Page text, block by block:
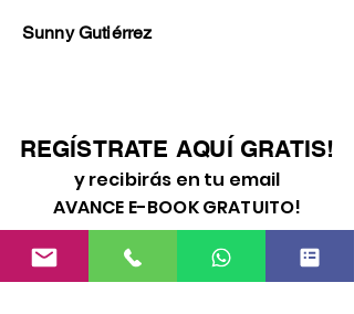
Sunny Gutiérrez
REGÍSTRATE AQUÍ GRATIS!
y recibirás en tu email
AVANCE E-BOOK GRATUITO!
Por tiempo limitado